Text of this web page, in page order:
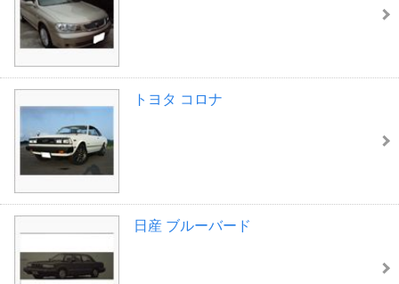
トヨタ コロナ
日産 ブルーバード